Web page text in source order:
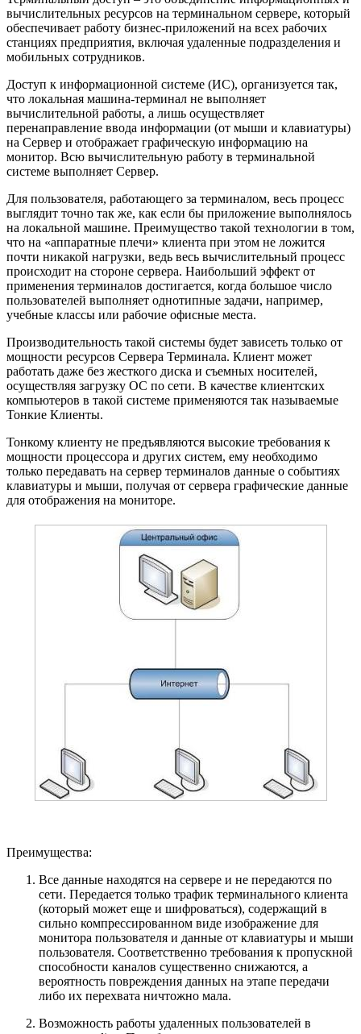
вычислительных ресурсов на терминальном сервере, который
обеспечивает работу бизнес-приложений на всех рабочих
станциях предприятия, включая удаленные подразделения и
мобильных сотрудников.
Доступ к информационной системе (ИС), организуется так,
что локальная машина-терминал не выполняет
вычислительной работы, а лишь осуществляет
перенаправление ввода информации (от мыши и клавиатуры)
на Сервер и отображает графическую информацию на
монитор. Всю вычислительную работу в терминальной
системе выполняет Сервер.
Для пользователя, работающего за терминалом, весь процесс
выглядит точно так же, как если бы приложение выполнялось
на локальной машине. Преимущество такой технологии в том,
что на «аппаратные плечи» клиента при этом не ложится
почти никакой нагрузки, ведь весь вычислительный процесс
происходит на стороне сервера. Наибольший эффект от
применения терминалов достигается, когда большое число
пользователей выполняет однотипные задачи, например,
учебные классы или рабочие офисные места.
Производительность такой системы будет зависеть только от
мощности ресурсов Сервера Терминала. Клиент может
работать даже без жесткого диска и съемных носителей,
осуществляя загрузку ОС по сети. В качестве клиентских
компьютеров в такой системе применяются так называемые
Тонкие Клиенты.
Тонкому клиенту не предъявляются высокие требования к
мощности процессора и других систем, ему необходимо
только передавать на сервер терминалов данные о событиях
клавиатуры и мыши, получая от сервера графические данные
для отображения на мониторе.
Преимущества:
Все данные находятся на сервере и не передаются по
сети. Передается только трафик терминального клиента
(который может еще и шифроваться), содержащий в
сильно компрессированном виде изображение для
монитора пользователя и данные от клавиатуры и мыши
пользователя. Соответственно требования к пропускной
способности каналов существенно снижаются, а
вероятность повреждения данных на этапе передачи
либо их перехвата ничтожно мала.
Возможность работы удаленных пользователей в